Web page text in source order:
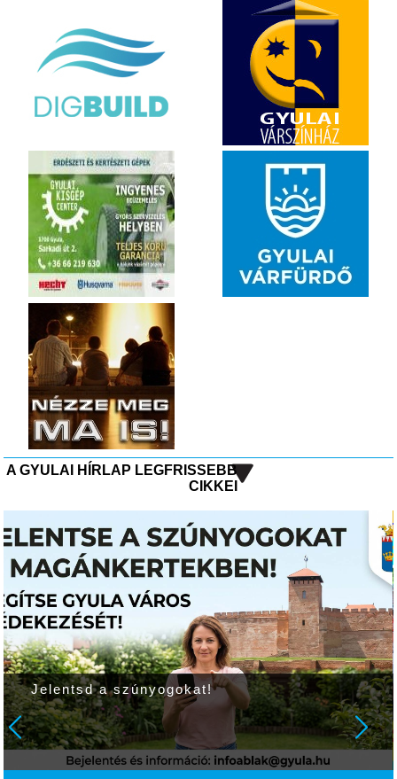
A GYULAI HÍRLAP LEGFRISSEBB
CIKKEI
Jelentsd a szúnyogokat!